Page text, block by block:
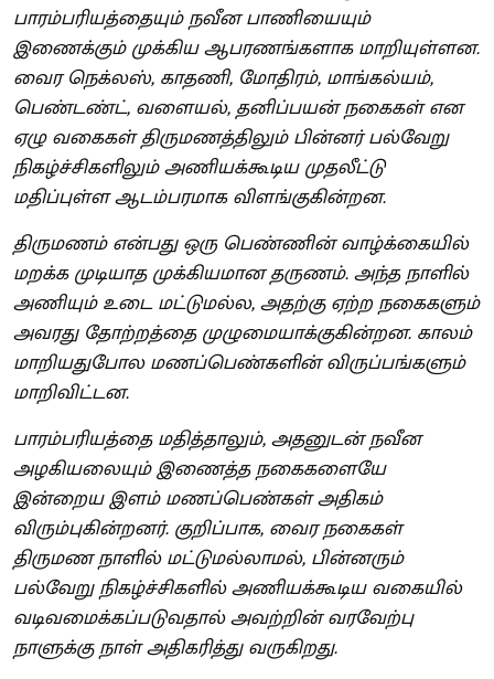
பாரம்பரியத்தையும் நவீன பாணியையும்
இணைக்கும் முக்கிய ஆபரணங்களாக மாறியுள்ளன.
வைர நெக்லஸ், காதணி, மோதிரம், மாங்கல்யம்,
பெண்டண்ட், வளையல், தனிப்பயன் நகைகள் என
ஏழு வகைகள் திருமணத்திலும் பின்னர் பல்வேறு
நிகழ்ச்சிகளிலும் அணியக்கூடிய முதலீட்டு
மதிப்புள்ள ஆடம்பரமாக விளங்குகின்றன.
திருமணம் என்பது ஒரு பெண்ணின் வாழ்க்கையில்
மறக்க முடியாத முக்கியமான தருணம். அந்த நாளில்
அணியும் உடை மட்டுமல்ல, அதற்கு ஏற்ற நகைகளும்
அவரது தோற்றத்தை முழுமையாக்குகின்றன. காலம்
மாறியதுபோல மணப்பெண்களின் விருப்பங்களும்
மாறிவிட்டன.
பாரம்பரியத்தை மதித்தாலும், அதனுடன் நவீன
அழகியலையும் இணைத்த நகைகளையே
இன்றைய இளம் மணப்பெண்கள் அதிகம்
விரும்புகின்றனர். குறிப்பாக, வைர நகைகள்
திருமண நாளில் மட்டுமல்லாமல், பின்னரும்
பல்வேறு நிகழ்ச்சிகளில் அணியக்கூடிய வகையில்
வடிவமைக்கப்படுவதால் அவற்றின் வரவேற்பு
நாளுக்கு நாள் அதிகரித்து வருகிறது.